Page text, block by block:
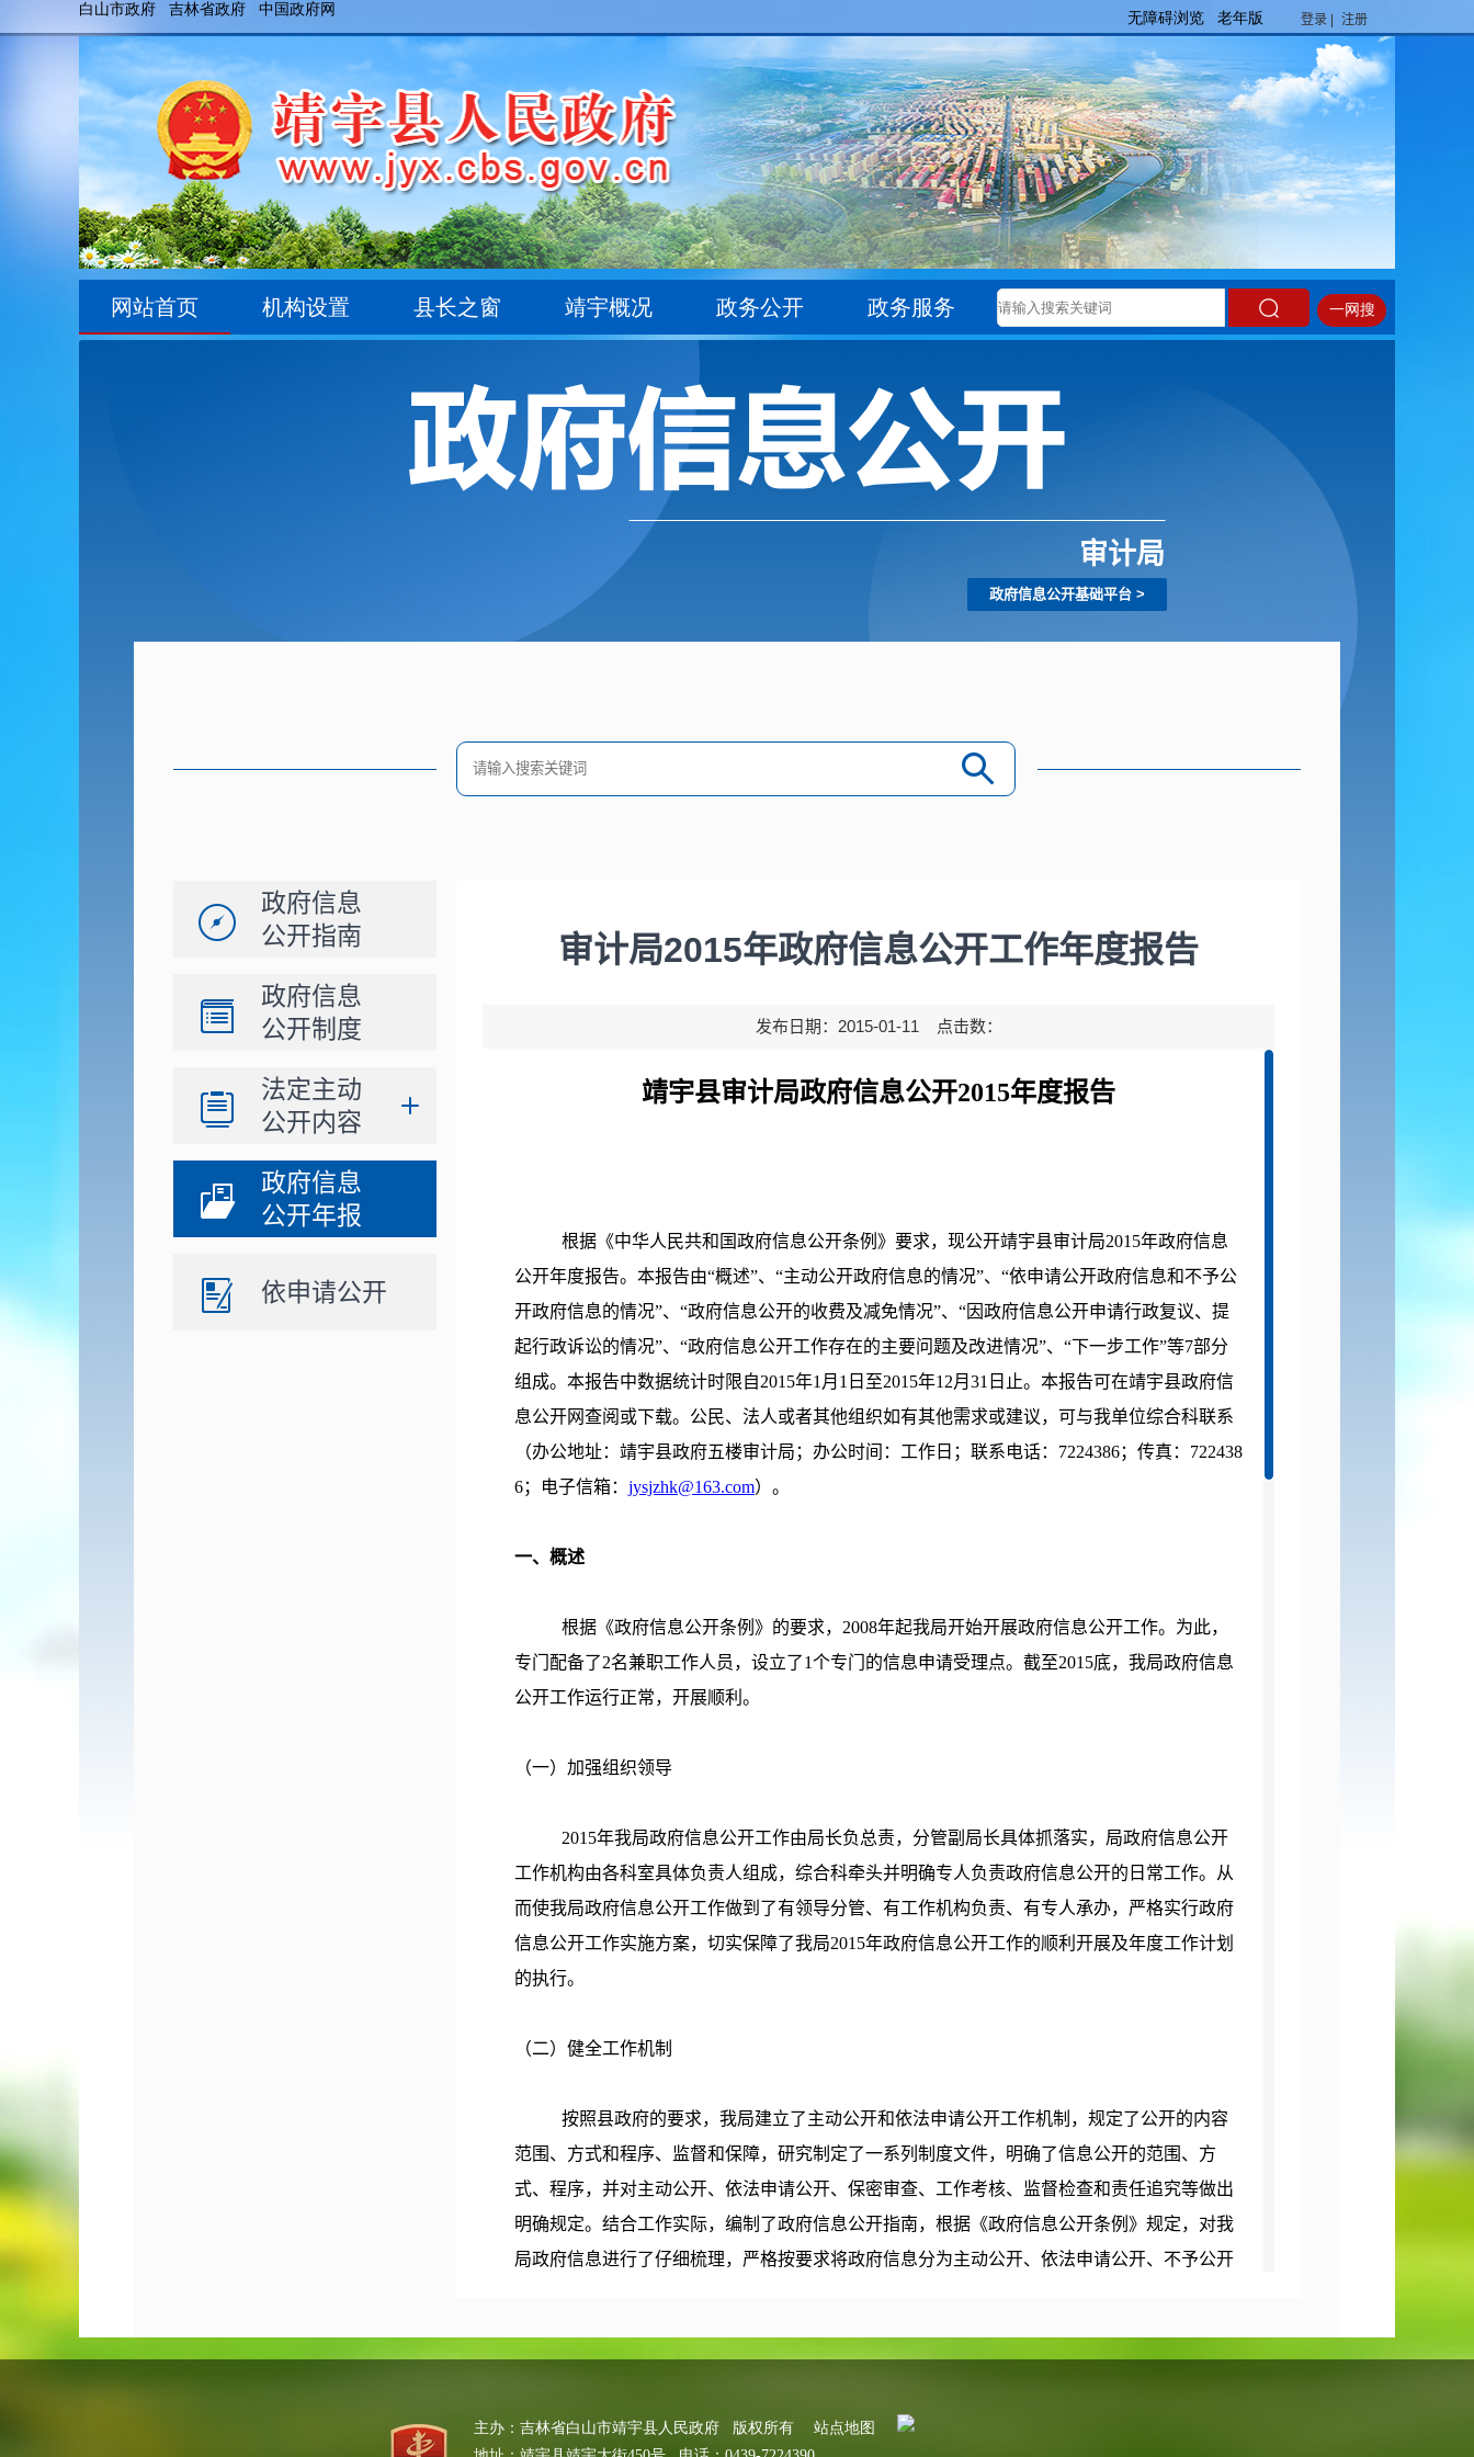
登录 | 注册
审计局
政府信息公开基础平台 >
政府信息
公开指南
政府信息
公开制度
法定主动
公开内容
政府信息
公开年报
依申请公开
审计局2015年政府信息公开工作年度报告
发布日期：2015-01-11 点击数：
靖宇县审计局政府信息公开2015年度报告
根据《中华人民共和国政府信息公开条例》要求，现公开靖宇县审计局2015年政府信息
公开年度报告。本报告由“概述”、“主动公开政府信息的情况”、“依申请公开政府信息和不予公
开政府信息的情况”、“政府信息公开的收费及减免情况”、“因政府信息公开申请行政复议、提
起行政诉讼的情况”、“政府信息公开工作存在的主要问题及改进情况”、“下一步工作”等7部分
组成。本报告中数据统计时限自2015年1月1日至2015年12月31日止。本报告可在靖宇县政府信
息公开网查阅或下载。公民、法人或者其他组织如有其他需求或建议，可与我单位综合科联系
（办公地址：靖宇县政府五楼审计局；办公时间：工作日；联系电话：7224386；传真：722438
6；电子信箱： jysjzhk@163.com）。
一、概述
根据《政府信息公开条例》的要求， 2008年起我局开始开展政府信息公开工作。为此，
专门配备了2名兼职工作人员，设立了1个专门的信息申请受理点。截至2015底，我局政府信息
公开工作运行正常，开展顺利。
（一）加强组织领导
2015年我局政府信息公开工作由局长负总责，分管副局长具体抓落实，局政府信息公开
工作机构由各科室具体负责人组成，综合科牵头并明确专人负责政府信息公开的日常工作。从
而使我局政府信息公开工作做到了有领导分管、有工作机构负责、有专人承办，严格实行政府
信息公开工作实施方案，切实保障了我局2015年政府信息公开工作的顺利开展及年度工作计划
的执行。
（二）健全工作机制
按照县政府的要求，我局建立了主动公开和依法申请公开工作机制，规定了公开的内容
范围、方式和程序、监督和保障，研究制定了一系列制度文件，明确了信息公开的范围、方
式、程序，并对主动公开、依法申请公开、保密审查、工作考核、监督检查和责任追究等做出
明确规定。结合工作实际，编制了政府信息公开指南，根据《政府信息公开条例》规定，对我
局政府信息进行了仔细梳理，严格按要求将政府信息分为主动公开、依法申请公开、不予公开
文件进行清理，便于社会公众查询。同时受理政府信息公开申请；加强保密审查，进一步完善